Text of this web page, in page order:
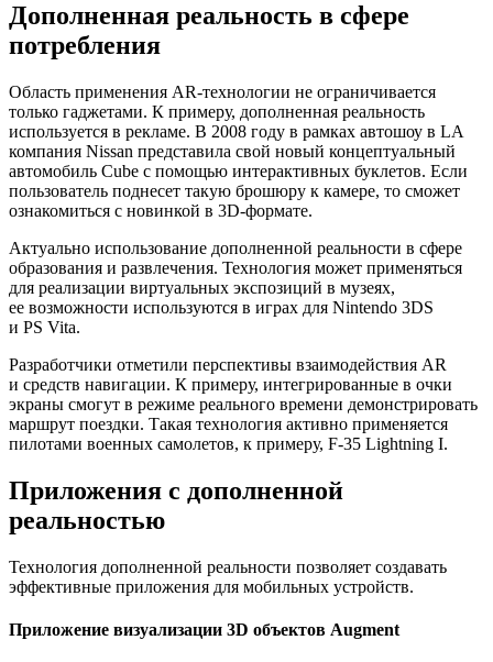
Дополненная реальность в сфере
потребления
Область применения AR-технологии не ограничивается
только гаджетами. К примеру, дополненная реальность
используется в рекламе. В 2008 году в рамках автошоу в LA
компания Nissan представила свой новый концептуальный
автомобиль Cube с помощью интерактивных буклетов. Если
пользователь поднесет такую брошюру к камере, то сможет
ознакомиться с новинкой в 3D-формате.
Актуально использование дополненной реальности в сфере
образования и развлечения. Технология может применяться
для реализации виртуальных экспозиций в музеях,
ее возможности используются в играх для Nintendo 3DS
и PS Vita.
Разработчики отметили перспективы взаимодействия AR
и средств навигации. К примеру, интегрированные в очки
экраны смогут в режиме реального времени демонстрировать
маршрут поездки. Такая технология активно применяется
пилотами военных самолетов, к примеру, F-35 Lightning I.
Приложения с дополненной
реальностью
Технология дополненной реальности позволяет создавать
эффективные приложения для мобильных устройств.
Приложение визуализации 3D объектов Augment